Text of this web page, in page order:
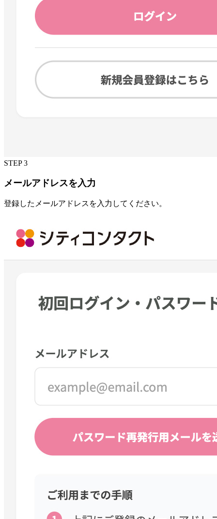
STEP 3
メールアドレスを入力
登録したメールアドレスを入力してください。